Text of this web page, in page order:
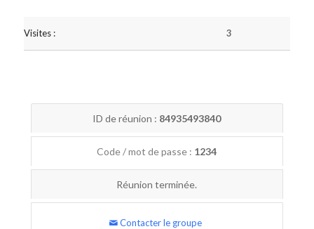
Visites : 3
ID de réunion : 84935493840
Code / mot de passe : 1234
Réunion terminée.
Contacter le groupe